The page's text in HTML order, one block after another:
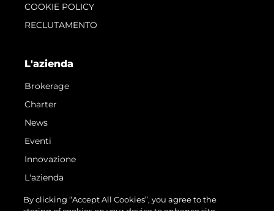
COOKIE POLICY
RECLUTAMENTO
L'azienda
Brokerage
Charter
News
Eventi
Innovazione
L'azienda
Il Team
By clicking “Accept All Cookies”, you agree to the